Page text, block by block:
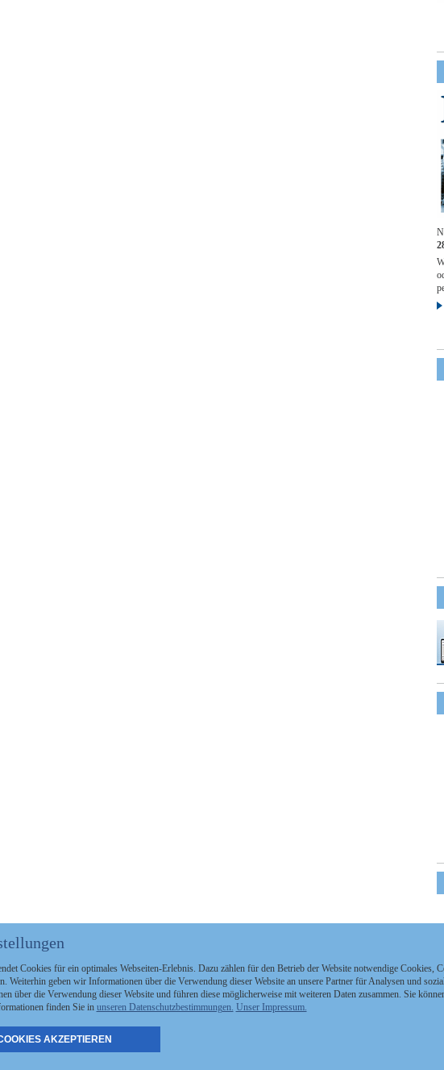
Stellenmarkt
Anzeigen Staatszeitung
Cookies für ein optimales Webseiten-Erlebnis. Dazu zählen für den Betrieb der Website notwendige
Weiterhin geben wir Informationen über die Verwendung dieser Website an unsere Partner für Analysen und
über die Verwendung dieser Website und führen diese möglicherweise mit weiteren Daten zusammen. Sie
finden Sie in unseren Datenschutzbestimmungen. Unser Impressum.
AKZEPTIEREN